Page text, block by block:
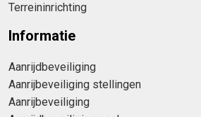
Terreininrichting
Informatie
Aanrijdbeveiliging
Aanrijbeveiliging stellingen
Aanrijbeveiliging